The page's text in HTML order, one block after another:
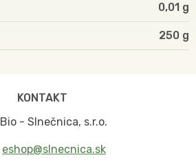
0,01 g
250
KONTAKT
Bio - Slnečnica, s.r.o.
eshop@slnecnica.sk